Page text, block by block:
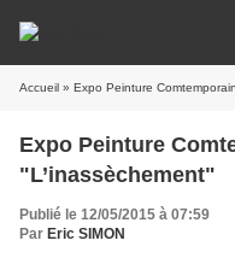
Accueil » Expo Peinture
Expo Peinture
"L’inassèchement"
Publié le 12/05/2015 à 07:59
Par Eric SIMON